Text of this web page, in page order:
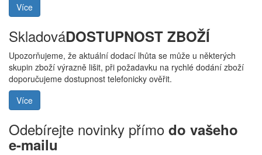
Více
SkladováDOSTUPNOST ZBOŽÍ
Upozorňujeme, že aktuální dodací lhůta se může u některých
skupin zboží výrazně lišit, při požadavku na rychlé dodání zboží
doporučujeme dostupnost telefonicky ověřit.
Více
Odebírejte novinky přímo do vašeho
e-mailu